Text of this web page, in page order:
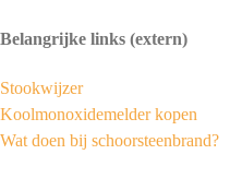
Belangrijke links (extern)
Stookwijzer
Koolmonoxidemelder kopen
Wat doen bij schoorsteenbrand?